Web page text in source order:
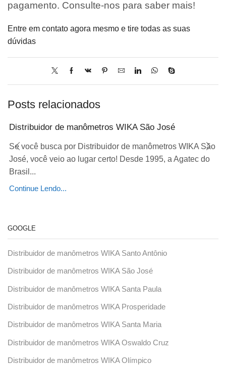
pagamento. Consulte-nos para saber mais!
Entre em contato agora mesmo e tire todas as suas
dúvidas
Posts relacionados
Distribuidor de manômetros WIKA São José
Se você busca por Distribuidor de manômetros WIKA São
José, você veio ao lugar certo! Desde 1995, a Agatec do
Brasil...
Continue Lendo...
GOOGLE
Distribuidor de manômetros WIKA Santo Antônio
Distribuidor de manômetros WIKA São José
Distribuidor de manômetros WIKA Santa Paula
Distribuidor de manômetros WIKA Prosperidade
Distribuidor de manômetros WIKA Santa Maria
Distribuidor de manômetros WIKA Oswaldo Cruz
Distribuidor de manômetros WIKA Olímpico